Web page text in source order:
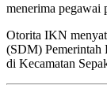
menerima pegawai
Otorita IKN
(SDM) Pemerintah
di Kecamatan